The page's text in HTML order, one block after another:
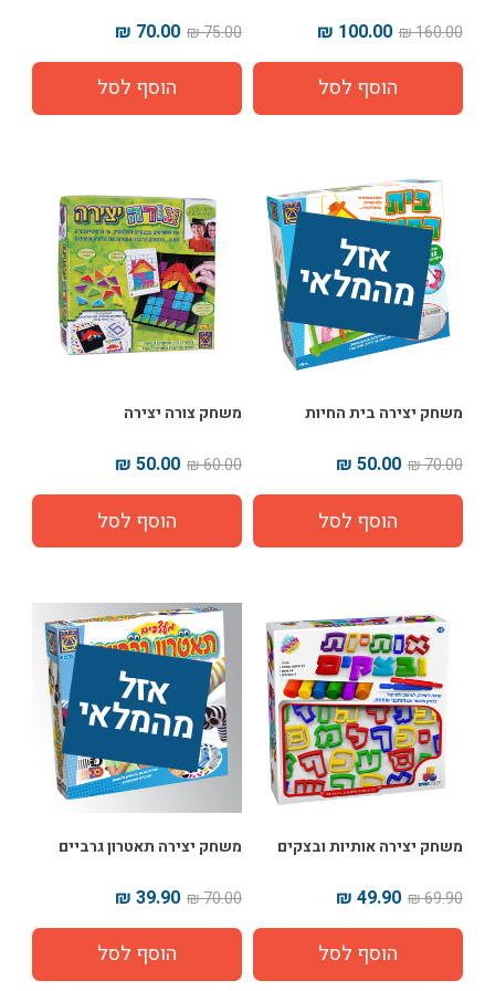
160.00 ₪
100.00 ₪
75.00 ₪
70.00 ₪
אז
ל
מ
ה
מ
ל
אי
משחק יצירה בית החיות
70.00 ₪
50.00 ₪
משחק צורה יצירה
60.00 ₪
50.00 ₪
משחק יצירה אותיות ובצקים
69.90 ₪
49.90 ₪
אז
ל
מ
ה
מ
ל
אי
משחק יצירה תאטרון גרביים
70.00 ₪
39.90 ₪